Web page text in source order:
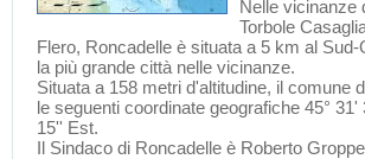
Nelle vicinanze
Torbole
Flero, Roncadelle è situata a 5 km al
la più grande città nelle vicinanze.
Situata a 158 metri d'altitudine, il comune
le seguenti coordinate geografiche 45° 31'
15'' Est.
Il Sindaco di Roncadelle è Roberto